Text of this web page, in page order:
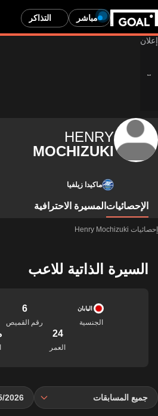
مباشر التذاكر
HENRY
MOCHIZUKI
ماكيدا زيلفيا
الإحصائيات المسيرة الاحترافية
إحصائيات Henry Mochizuki
السيرة الذاتية للاعب
اليابان
الجنسية
6
رقم القميص
24
العمر
جميع المسابقات 2026